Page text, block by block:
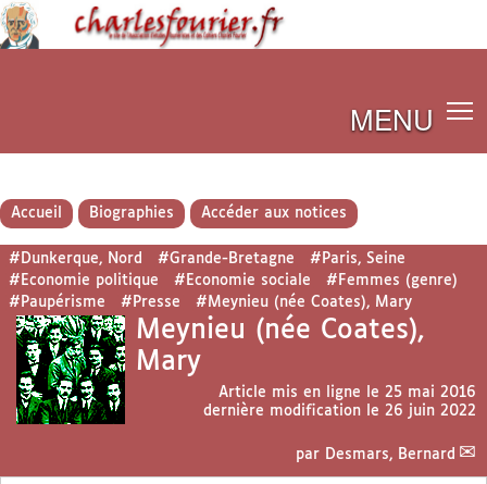
MENU
Accueil Biographies Accéder aux notices
#Dunkerque, Nord #Grande-Bretagne
#Paris, Seine
#Economie politique
#Economie sociale
#Femmes (genre)
#Paupérisme
#Presse #Meynieu (née Coates), Mary
Meynieu (née Coates),
Mary
Article mis en ligne le 25 mai 2016
dernière modification le 26 juin 2022
par Desmars, Bernard